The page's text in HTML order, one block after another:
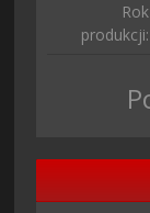
Rok
produkcji: